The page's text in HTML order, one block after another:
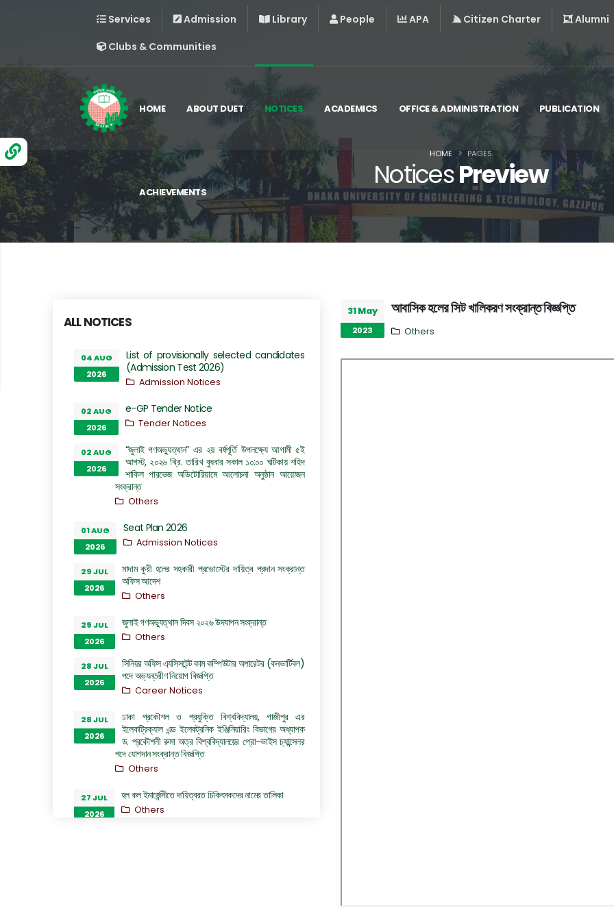
Services Admission Library People APA Citizen Charter
Alumni
Clubs & Communities
HOME ABOUT DUET NOTICES ACADEMICS OFFICE & ADMINISTRATION PUBLICATION
ACHIEVEMENTS
NoticesPreview
HOME PAGES
ALL NOTICES
04 AUG
2026
List of provisionally selected candidates
(Admission Test 2026)
Admission Notices
02 AUG
2026
e-GP Tender Notice
Tender Notices
02 AUG
2026
“জুলাই গণঅভ্যুত্থান” এর ২য় বর্ষপূর্তি উপলক্ষ্যে আগামী ৫ই
আগস্ট, ২০২৬ খ্রি. তারিখ বুধবার সকাল ১০:০০ ঘটিকায় শহিদ
শাকিল পারভেজ অডিটোরিয়ামে আলোচনা অনুষ্ঠান আয়োজন
সংক্রান্ত
Others
01 AUG
2026
Seat Plan 2026
Admission Notices
29 JUL
2026
মাদাম কুরী হলের সহকারী প্রভোস্টের দায়িত্ব প্রদান সংক্রান্ত
অফিস আদেশ
Others
29 JUL
2026
জুলাই গণঅভ্যুত্থান দিবস ২০২৬ উদযাপন সংক্রান্ত
Others
28 JUL
2026
সিনিয়র অফিস এ্যসিসটেন্ট কাম কম্পিউটার অপারেটর (কনভার্টিবল)
পদে অভ্যন্তরীণ নিয়োগ বিজ্ঞপ্তি
Career Notices
28 JUL
2026
ঢাকা প্রকৌশল ও প্রযুক্তি বিশ্ববিদ্যালয়, গাজীপুর এর
ইলেকট্রিক্যাল এন্ড ইলেকট্রনিক ইঞ্জিনিয়ারিং বিভাগের অধ্যাপক
ড. প্রকৌশলী রুমা অত্র বিশ্ববিদ্যালয়ের প্রো-ভাইস চ্যান্সেলর
পদে যোগদান সংক্রান্ত বিজ্ঞপ্তি
Others
27 JUL
2026
হল কল ইমার্জেন্সীতে দায়িত্বরত চিকিৎসকদের নামের তালিকা
Others
31 May
2023
আবাসিক হলের সিট খালিকরণ সংক্রান্ত বিজ্ঞপ্তি
Others